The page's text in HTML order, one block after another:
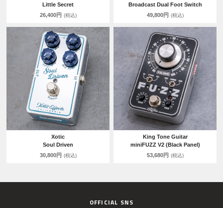
Little Secret
26,400円 (税込)
Broadcast Dual Foot Switch
49,800円 (税込)
Xotic
Soul Driven
30,800円 (税込)
King Tone Guitar
miniFUZZ V2 (Black Panel)
53,680円 (税込)
OFFICIAL SNS